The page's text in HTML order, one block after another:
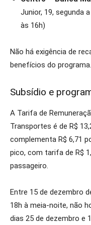
Junior, 19, segunda
às 16h)
Não há exigência de
benefícios do programa.
Subsídio e
A Tarifa de
Transportes é de R$
complementa R$ 6,71
pico, com tarifa de R$
passageiro.
Entre 15 de dezembro
18h à meia-noite, não
dias 25 de dezembro e